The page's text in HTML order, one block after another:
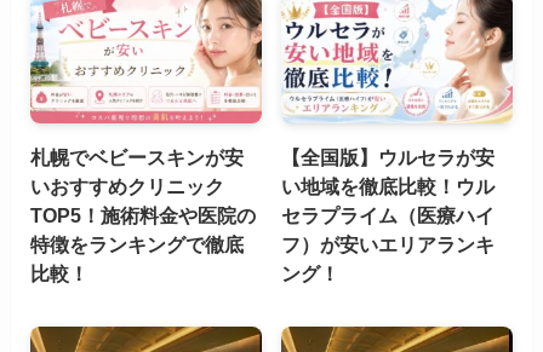
札幌でベビースキンが安
いおすすめクリニック
TOP5！施術料金や医院の
特徴をランキングで徹底
比較！
【全国版】ウルセラが安
い地域を徹底比較！ウル
セラプライム（医療ハイ
フ）が安いエリアランキ
ング！